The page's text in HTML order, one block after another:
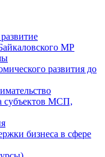
МР
развития до
субъектов МСП,
бизнеса в сфере